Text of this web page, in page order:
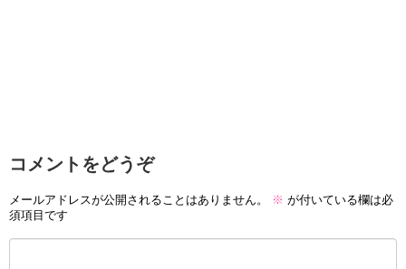
コメントをどうぞ
メールアドレスが公開されることはありません。 ※ が付いている欄は必
須項目です